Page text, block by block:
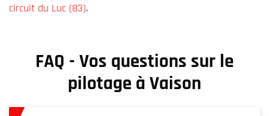
circuit du Luc (83).
FAQ - Vos questions sur le
pilotage à Vaison